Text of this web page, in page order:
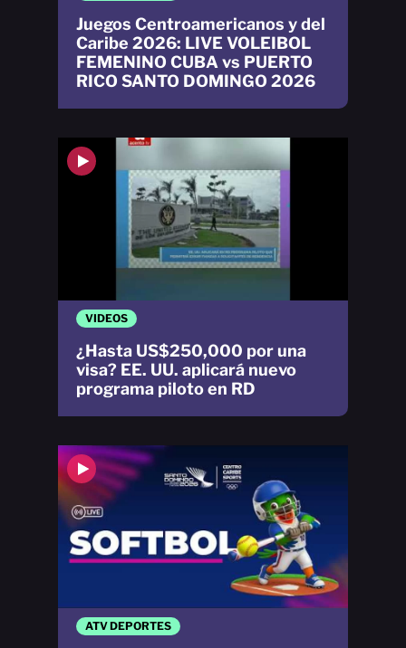
ATV DEPORTES
VIDEOS
¿Hasta US$250,000 por una
visa? EE. UU. aplicará nuevo
programa piloto en RD
Juegos Centroamericanos y del
Caribe 2026: LIVE VOLEIBOL
FEMENINO CUBA vs PUERTO
RICO SANTO DOMINGO 2026